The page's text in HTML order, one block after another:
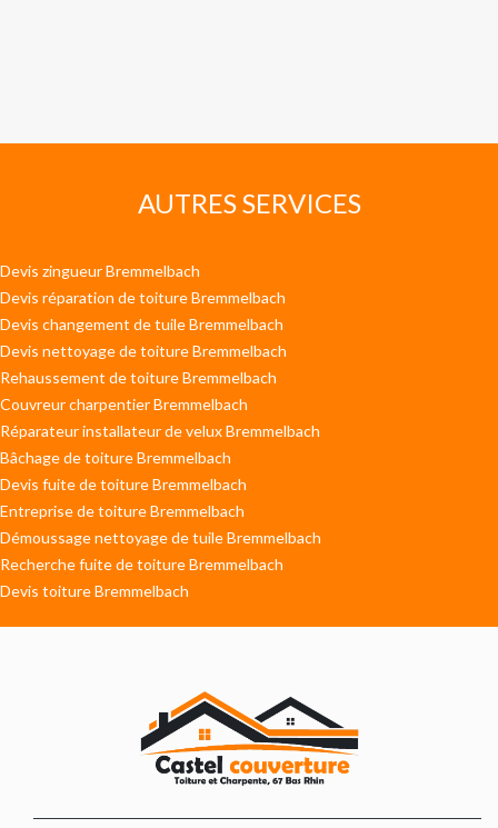
AUTRES SERVICES
Devis zingueur Bremmelbach
Devis réparation de toiture Bremmelbach
Devis changement de tuile Bremmelbach
Devis nettoyage de toiture Bremmelbach
Rehaussement de toiture Bremmelbach
Couvreur charpentier Bremmelbach
Réparateur installateur de velux Bremmelbach
Bâchage de toiture Bremmelbach
Devis fuite de toiture Bremmelbach
Entreprise de toiture Bremmelbach
Démoussage nettoyage de tuile Bremmelbach
Recherche fuite de toiture Bremmelbach
Devis toiture Bremmelbach